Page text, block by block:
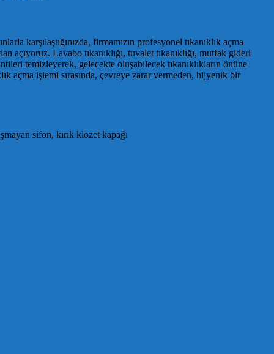
karşılaştığınızda, firmamızın profesyonel tıkanıklık açma
açıyoruz. Lavabo tıkanıklığı, tuvalet tıkanıklığı, mutfak gideri
temizleyerek, gelecekte oluşabilecek tıkanıklıkların önüne
açma işlemi sırasında, çevreye zarar vermeden, hijyenik bir
sifon, kırık klozet kapağı